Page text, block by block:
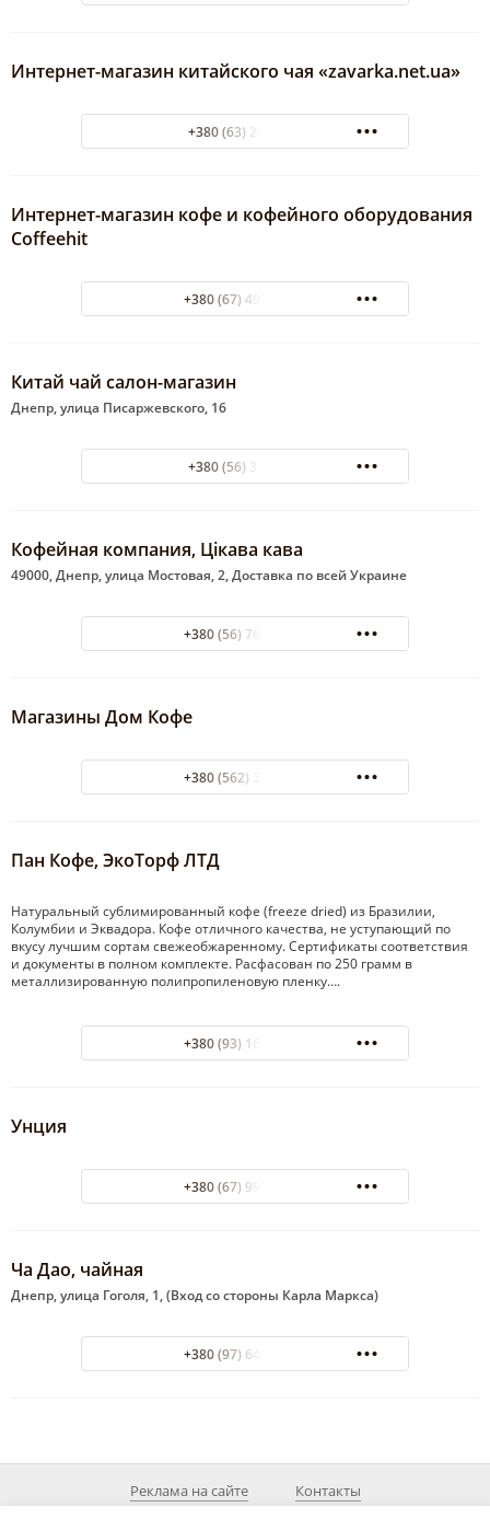
Интернет-магазин китайского чая «zavarka.net.ua»
+380 (63) 2469683
Интернет-магазин кофе и кофейного оборудования
Coffeehit
+380 (67) 497-60-16
Китай чай салон-магазин
Днепр, улица Писаржевского, 16
+380 (56) 3725679
Кофейная компания, Цікава кава
49000, Днепр, улица Мостовая, 2, Доставка по всей Украине
+380 (56) 767-08-03
Магазины Дом Кофе
+380 (562) 31-85-36
Пан Кофе, ЭкоТорф ЛТД
Натуральный сублимированный кофе (freeze dried) из Бразилии,
Колумбии и Эквадора. Кофе отличного качества, не уступающий по
вкусу лучшим сортам свежеобжаренному. Сертификаты соответствия
и документы в полном комплекте. Расфасован по 250 грамм в
металлизированную полипропиленовую пленку….
+380 (93) 168-71-81
Унция
+380 (67) 997-81-41
Ча Дао, чайная
Днепр, улица Гоголя, 1, (Вход со стороны Карла Маркса)
+380 (97) 649-41-30
Реклама на сайте Контакты